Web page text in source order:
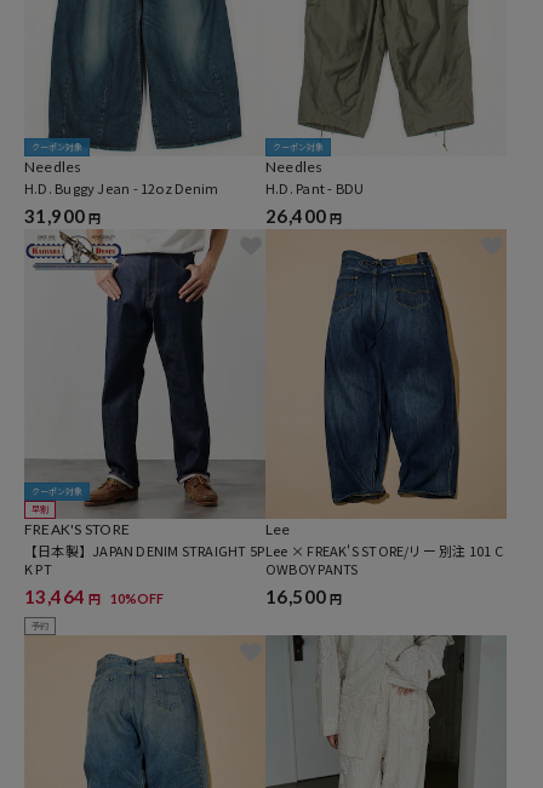
クーポン対象
Needles
H.D. Buggy Jean - 12oz Denim
31,900 円
クーポン対象
Needles
H.D. Pant - BDU
26,400 円
クーポン対象
早割
FREAK'S STORE
【日本製】JAPAN DENIM STRAIGHT 5P
K PT
13,464 円 10%OFF
予約
Lee
Lee × FREAK'S STORE/リー 別注 101 C
OWBOY PANTS
16,500 円